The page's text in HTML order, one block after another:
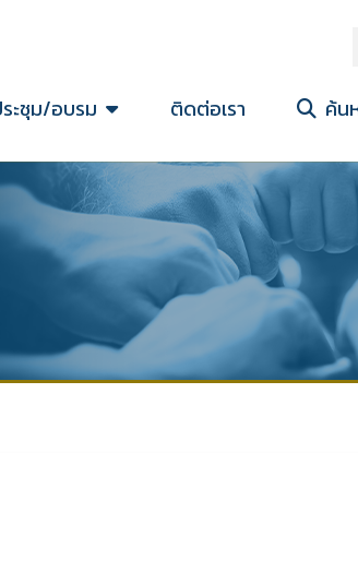
ะชุม/อบรม ติดต่อเรา ค้น